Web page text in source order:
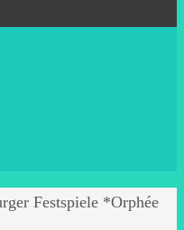
Festspiele *Orphée